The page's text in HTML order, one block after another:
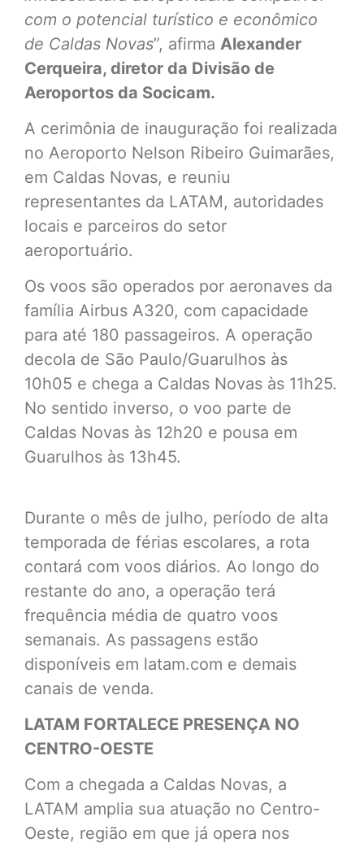
com o potencial turístico e econômico
de Caldas Novas”, afirma Alexander
Cerqueira, diretor da Divisão de
Aeroportos da Socicam.
A cerimônia de inauguração foi realizada
no Aeroporto Nelson Ribeiro Guimarães,
em Caldas Novas, e reuniu
representantes da LATAM, autoridades
locais e parceiros do setor
aeroportuário.
Os voos são operados por aeronaves da
família Airbus A320, com capacidade
para até 180 passageiros. A operação
decola de São Paulo/Guarulhos às
10h05 e chega a Caldas Novas às 11h25.
No sentido inverso, o voo parte de
Caldas Novas às 12h20 e pousa em
Guarulhos às 13h45.
Durante o mês de julho, período de alta
temporada de férias escolares, a rota
contará com voos diários. Ao longo do
restante do ano, a operação terá
frequência média de quatro voos
semanais. As passagens estão
disponíveis em latam.com e demais
canais de venda.
LATAM FORTALECE PRESENÇA NO
CENTRO-OESTE
Com a chegada a Caldas Novas, a
LATAM amplia sua atuação no Centro-
Oeste, região em que já opera nos